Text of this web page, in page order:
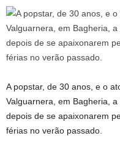
A popstar, de 30 anos, e o
Valguarnera, em Bagheria,
depois de se apaixonarem
férias no verão passado.